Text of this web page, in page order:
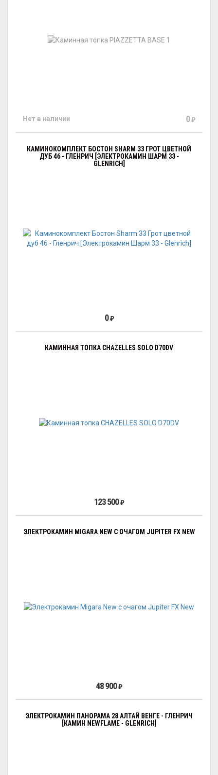
Нет в наличии 0₽
КАМИНОКОМПЛЕКТ БОСТОН SHARM 33 ГРОТ ЦВЕТНОЙ
ДУБ 46 - ГЛЕНРИЧ [ЭЛЕКТРОКАМИН ШАРМ 33 -
GLENRICH]
0₽
КАМИННАЯ ТОПКА CHAZELLES SOLO D70DV
123 500₽
ЭЛЕКТРОКАМИН MIGARA NEW С ОЧАГОМ JUPITER FX NEW
48 900₽
ЭЛЕКТРОКАМИН ПАНОРАМА 28 АЛТАЙ ВЕНГЕ - ГЛЕНРИЧ
[КАМИН NEWFLAME - GLENRICH]